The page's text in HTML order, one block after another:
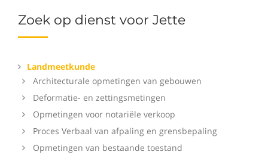
Zoek op dienst voor Jette
Landmeetkunde
Architecturale opmetingen van gebouwen
Deformatie- en zettingsmetingen
Opmetingen voor notariële verkoop
Proces Verbaal van afpaling en grensbepaling
Opmetingen van bestaande toestand